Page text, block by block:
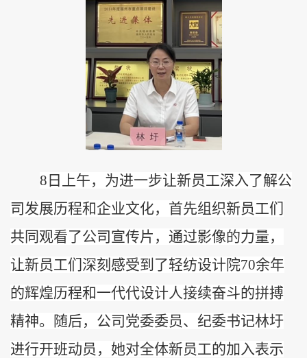
8日上午，为进一步让新员工深入了解公
司发展历程和企业文化，首先组织新员工们
共同观看了公司宣传片，通过影像的力量，
让新员工们深刻感受到了轻纺设计院70余年
的辉煌历程和一代代设计人接续奋斗的拼搏
精神。
随后，公司党委委员、纪委书记林圩
进行开班动员，她对全体新员工的加入表示